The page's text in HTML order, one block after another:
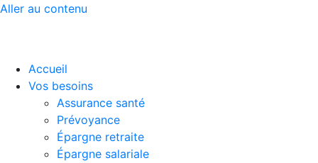
Aller au contenu
Accueil
Vos besoins
Assurance santé
Prévoyance
Épargne retraite
Épargne salariale